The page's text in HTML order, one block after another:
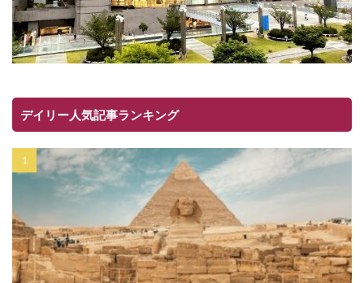
デイリー人気記事ランキング